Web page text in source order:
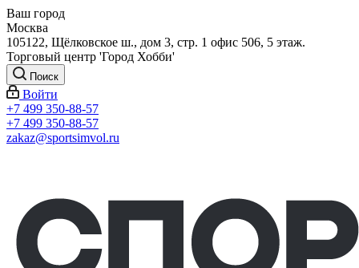
Ваш город
Москва
105122, Щёлковское ш., дом 3, стр. 1 офис 506, 5 этаж.
Торговый центр 'Город Хобби'
Поиск
Войти
+7 499 350-88-57
+7 499 350-88-57
zakaz@sportsimvol.ru